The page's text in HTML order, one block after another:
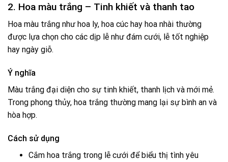
2. Hoa màu trắng – Tinh khiết và thanh tao
Hoa màu trắng như hoa ly, hoa cúc hay hoa nhài thường
được lựa chọn cho các dịp lễ như đám cưới, lễ tốt nghiệp
hay ngày giỗ.
Ý nghĩa
Màu trắng đại diện cho sự tinh khiết, thanh lịch và mới mẻ.
Trong phong thủy, hoa trắng thường mang lại sự bình an và
hòa hợp.
Cách sử dụng
Cắm hoa trắng trong lễ cưới để biểu thị tình yêu